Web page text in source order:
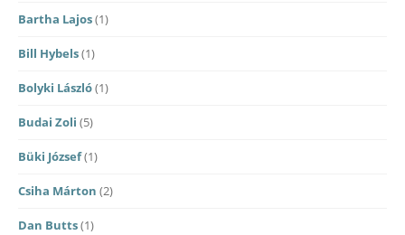
Bartha Lajos(1)
Bill Hybels(1)
Bolyki László(1)
Budai Zoli (5)
Büki József(1)
Csiha Márton (2)
Dan Butts(1)